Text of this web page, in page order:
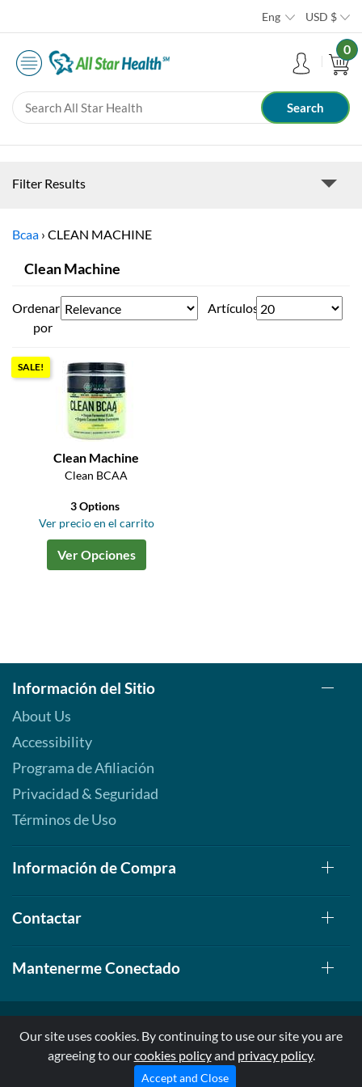
Eng USD $
0
Filter Results
Bcaa › CLEAN MACHINE
Clean Machine
Ordenar
por
Artículos
SALE!
Clean Machine
Clean BCAA
3 Options
Ver precio en el carrito
Ver Opciones
Información del Sitio
About Us
Accessibility
Programa de Afiliación
Privacidad & Seguridad
Términos de Uso
Información de Compra
Contactar
Mantenerme Conectado
© 1999-2026, AllStarHealth.com | All Rights Reserved
* Estas declaraciones no han sido evaluadas por la FDA
Our site uses cookies. By continuing to use our site you are
agreeing to ourcookies policyand privacy policy.
Accept and Close